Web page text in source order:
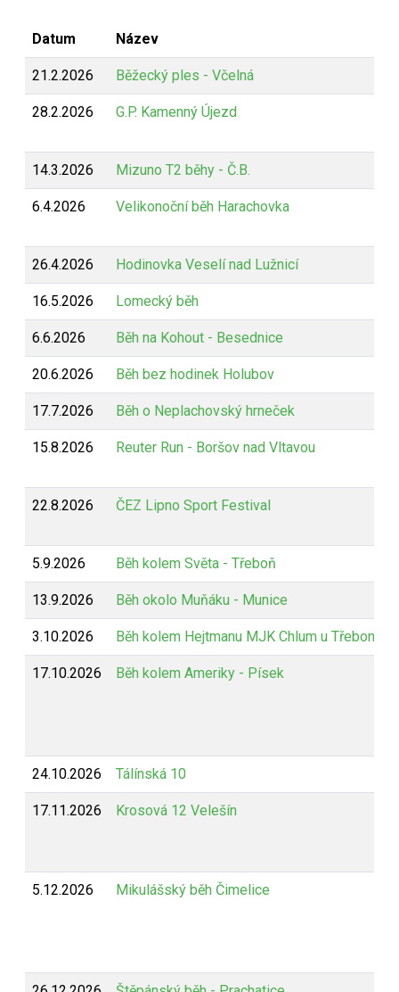
Datum Název
21.2.2026 Běžecký ples - Včelná
28.2.2026 G.P. Kamenný Újezd
14.3.2026 Mizuno T2 běhy - Č.B.
6.4.2026 Velikonoční běh Harachovka
26.4.2026 Hodinovka Veselí nad Lužnicí
16.5.2026 Lomecký běh
6.6.2026 Běh na Kohout - Besednice
20.6.2026 Běh bez hodinek Holubov
17.7.2026 Běh o Neplachovský hrneček
15.8.2026 Reuter Run - Boršov nad Vltavou
22.8.2026 ČEZ Lipno Sport Festival
5.9.2026 Běh kolem Světa - Třeboň
13.9.2026 Běh okolo Muňáku - Munice
3.10.2026 Běh kolem Hejtmanu MJK Chlum u Třeboně
17.10.2026 Běh kolem Ameriky - Písek
24.10.2026 Tálínská 10
17.11.2026 Krosová 12 Velešín
5.12.2026 Mikulášský běh Čimelice